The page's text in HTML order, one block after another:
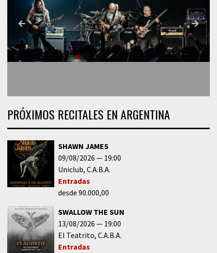
PRÓXIMOS RECITALES EN ARGENTINA
SHAWN JAMES
09/08/2026
19:00
Uniclub C.A.B.A.
Entradas
desde 90.000,00
SWALLOW THE SUN
13/08/2026
19:00
El Teatrito C.A.B.A.
Entradas